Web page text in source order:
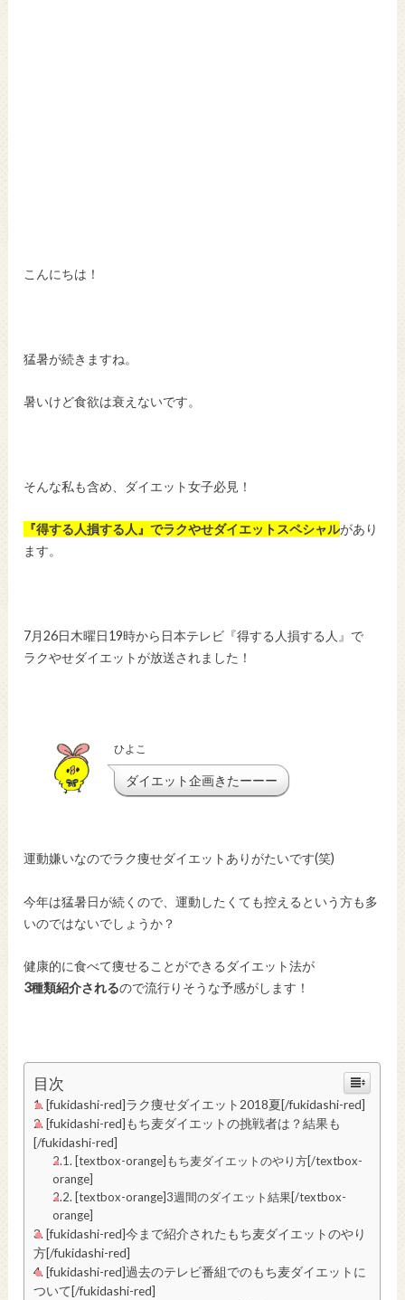
こんにちは！
猛暑が続きますね。
暑いけど食欲は衰えないです。
そんな私も含め、ダイエット女子必見！
『得する人損する人』でラクやせダイエットスペシャルがあり
ます。
7月26日木曜日19時から日本テレビ『得する人損する人』で
ラクやせダイエットが放送されました！
ひよこ
ダイエット企画きたーーー
運動嫌いなのでラク痩せダイエットありがたいです(笑)
今年は猛暑日が続くので、運動したくても控えるという方も多
いのではないでしょうか？
健康的に食べて痩せることができるダイエット法が
3種類紹介されるので流行りそうな予感がします！
目次
[fukidashi-red]ラク痩せダイエット2018夏[/fukidashi-red]
[fukidashi-red]もち麦ダイエットの挑戦者は？結果も
[/fukidashi-red]
[textbox-orange]もち麦ダイエットのやり方[/textbox-
orange]
[textbox-orange]3週間のダイエット結果[/textbox-
orange]
[fukidashi-red]今まで紹介されたもち麦ダイエットのやり
方[/fukidashi-red]
[fukidashi-red]過去のテレビ番組でのもち麦ダイエットに
ついて[/fukidashi-red]